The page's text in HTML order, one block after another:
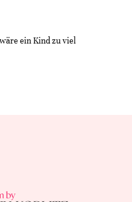
ein Kind zu viel